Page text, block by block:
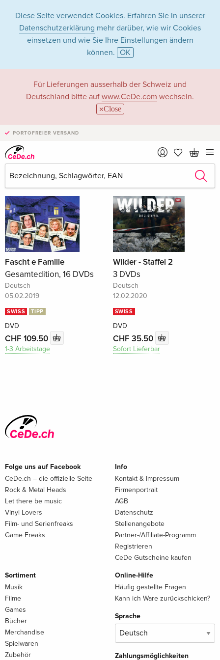
Diese Seite verwendet Cookies. Erfahren Sie in unserer
Datenschutzerklärung mehr darüber, wie wir Cookies
einsetzen und wie Sie Ihre Einstellungen ändern
können. OK
Für Lieferungen ausserhalb der Schweiz und
Deutschland bitte auf www.CeDe.com wechseln.
Close
PORTOFREIER VERSAND
Andreas Matti
Andreas Matti als Schauspieler/in
Alle 31 Treffer anzeigen
Fascht e Familie
Gesamtedition, 16 DVDs
Deutsch
05.02.2019
SWISS TIPP
DVD
CHF 109.50
1-3 Arbeitstage
Wilder - Staffel 2
3 DVDs
Deutsch
12.02.2020
SWISS
DVD
CHF 35.50
Sofort Lieferbar
Folge uns auf Facebook
CeDe.ch – die offizielle Seite
Rock & Metal Heads
Let there be music
Vinyl Lovers
Film- und Serienfreaks
Game Freaks
Info
Kontakt & Impressum
Firmenportrait
AGB
Datenschutz
Stellenangebote
Partner-/Affiliate-Programm
Registrieren
CeDe Gutscheine kaufen
Sortiment
Musik
Filme
Games
Bücher
Merchandise
Spielwaren
Zubehör
Online-Hilfe
Häufig gestellte Fragen
Kann ich Ware zurückschicken?
Sprache
Zahlungsmöglichkeiten